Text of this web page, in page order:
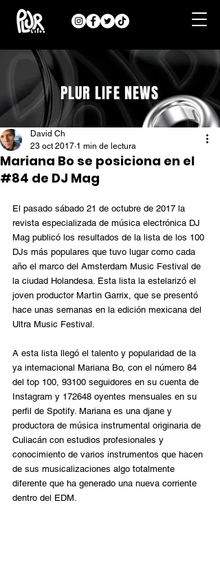
PLUR LIFE NEWS
Mariana Bo se posiciona en el
#84 de DJ Mag
David Ch
23 oct 2017 1 min de lectura
El pasado sábado 21 de octubre de 2017 la
revista especializada de música electrónica DJ
Mag publicó los resultados de la lista de los 100
DJs más populares que tuvo lugar como cada
año el marco del Amsterdam Music Festival de
la ciudad Holandesa. Esta lista la estelarizó el
joven productor Martin Garrix, que se presentó
hace unas semanas en la edición mexicana del
Ultra Music Festival.
A esta lista llegó el talento y popularidad de la
ya internacional Mariana Bo, con el número 84
del top 100, 93100 seguidores en su cuenta de
Instagram y 172648 oyentes mensuales en su
perfil de Spotify. Mariana es una djane y
productora de música instrumental originaria de
Culiacán con estudios profesionales y
conocimiento de varios instrumentos que hacen
de sus musicalizaciones algo totalmente
diferente que ha generado una nueva corriente
dentro del EDM.